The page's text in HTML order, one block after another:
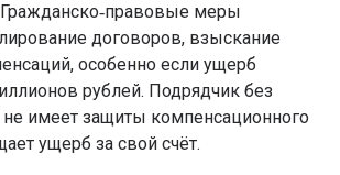
Гражданско‑правовые меры
договоров, взыскание
особенно если ущерб
рублей. Подрядчик без
имеет защиты компенсационного
ущерб за свой счёт.